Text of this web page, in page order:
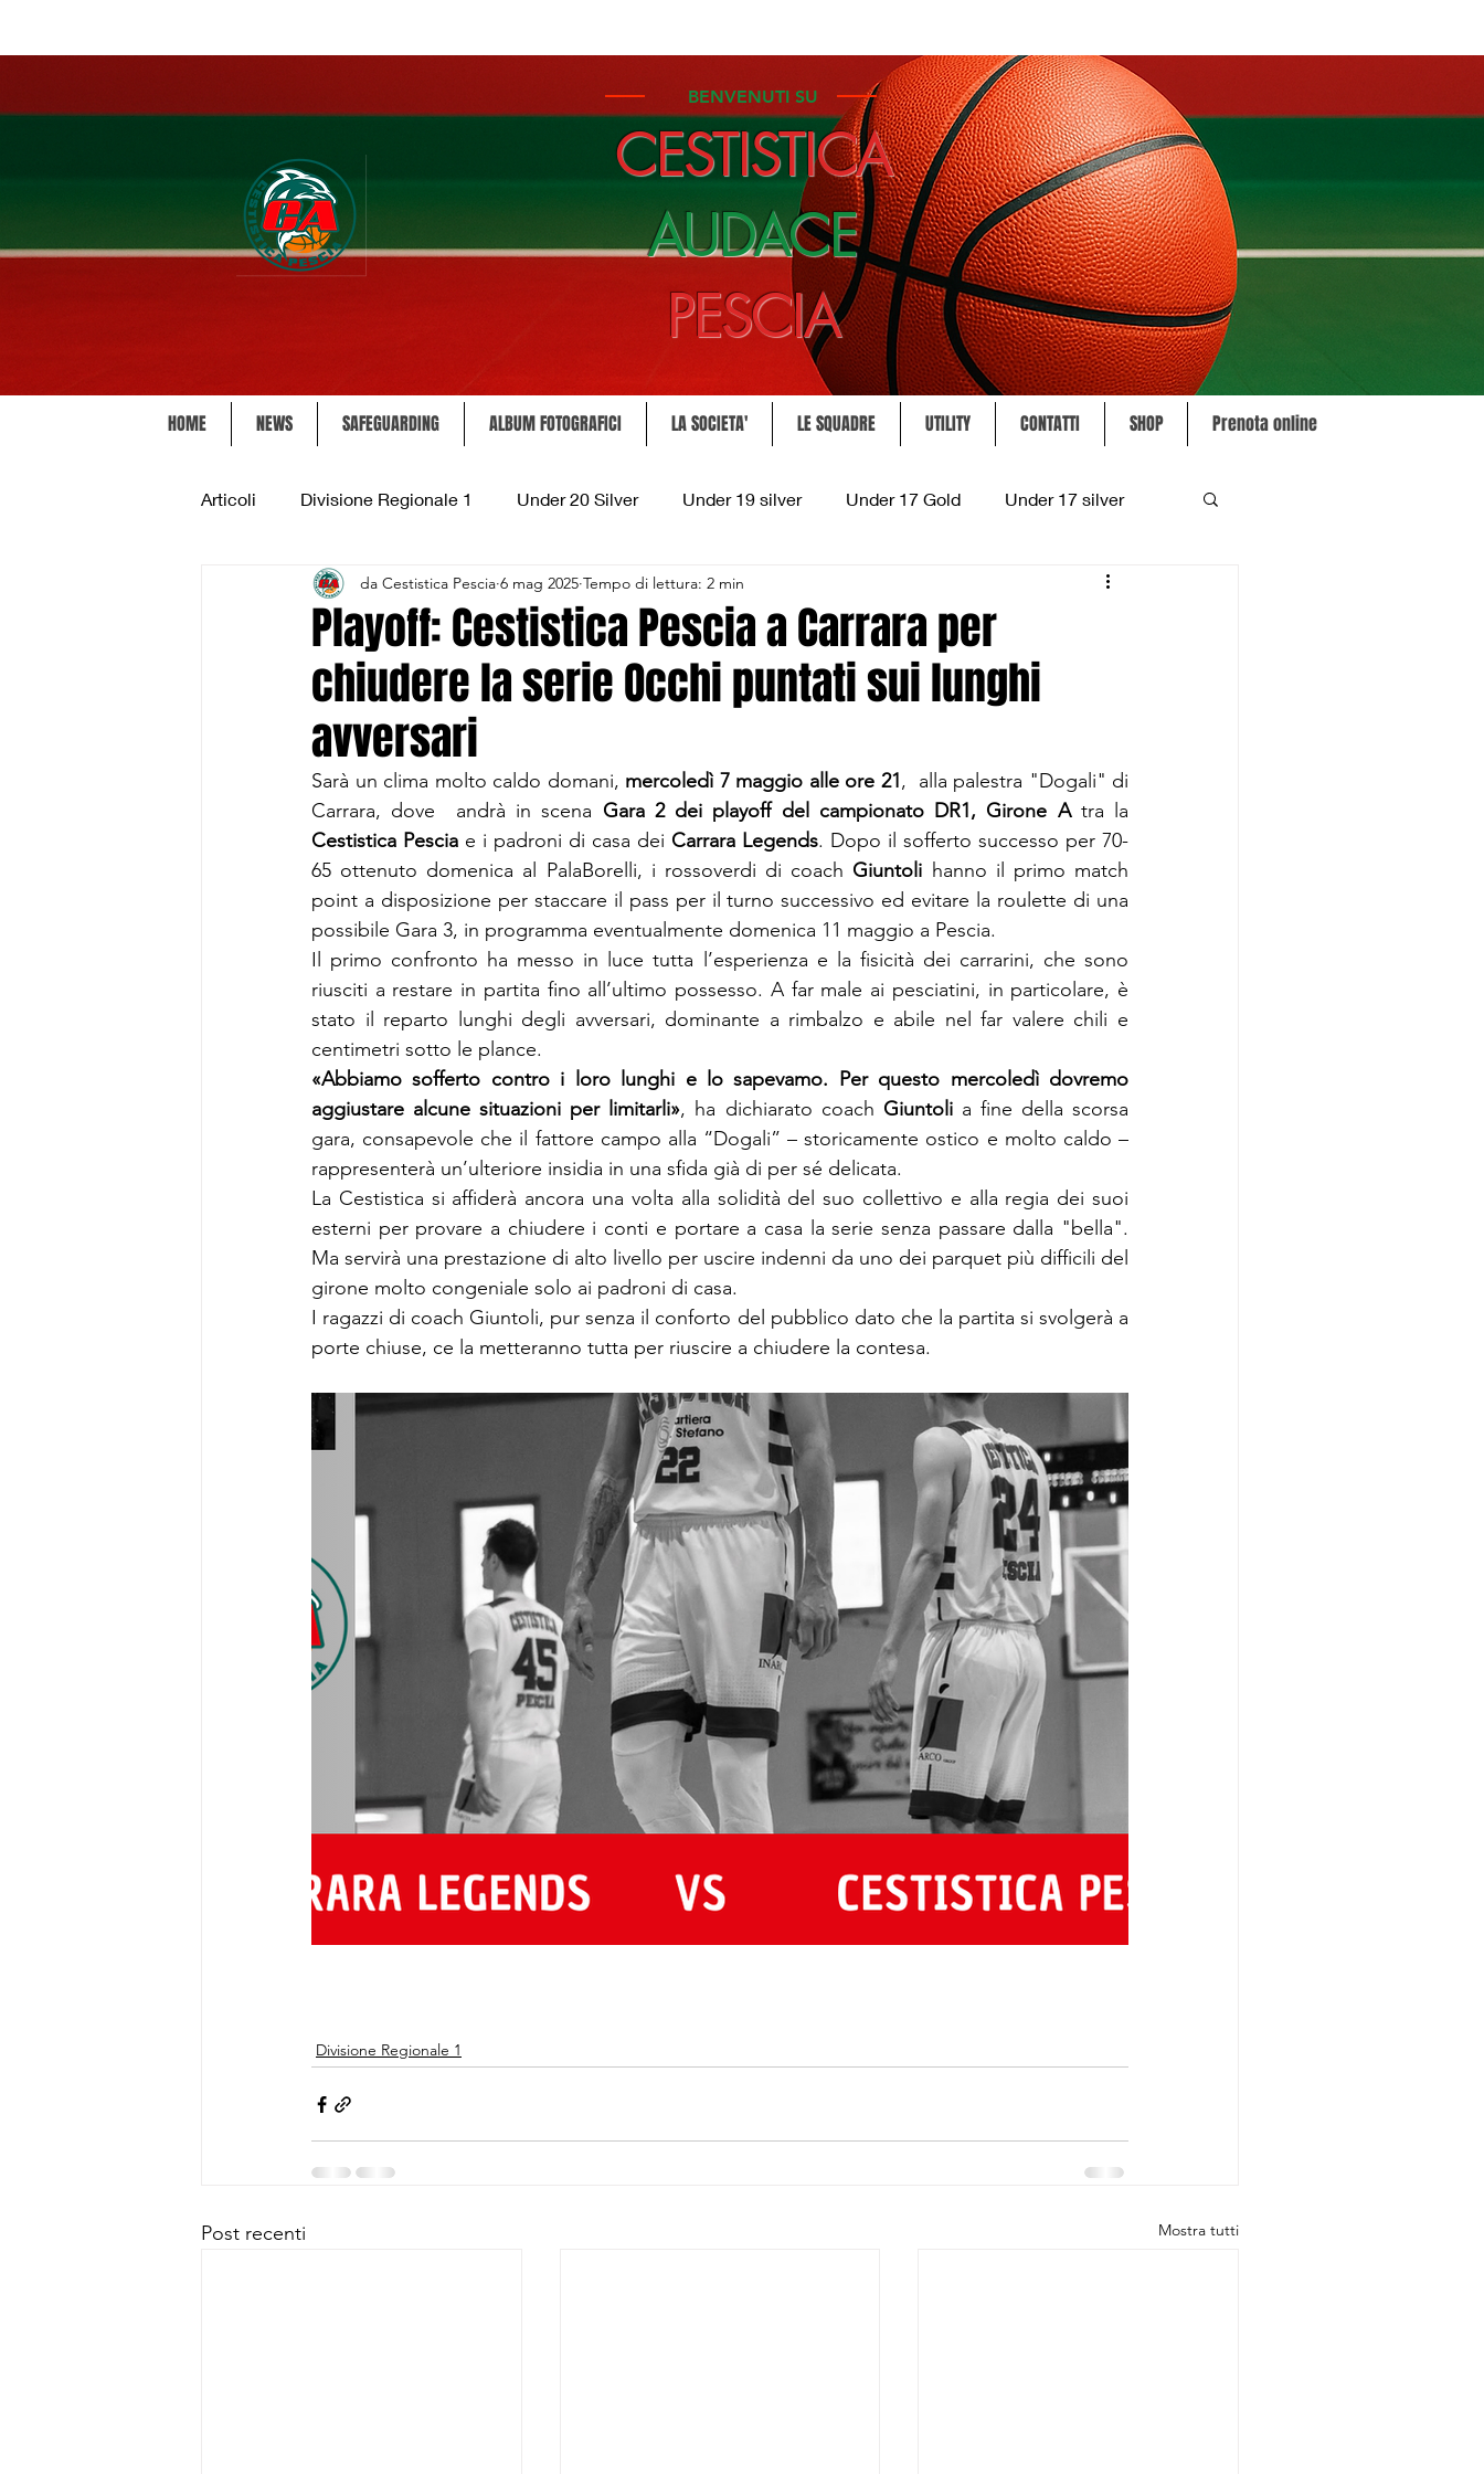
BENVENUTI SU
CESTISTICA
AUDACE
PESCIA
HOME NEWS SAFEGUARDING ALBUM FOTOGRAFICI LA SOCIETA' LE SQUADRE UTILITY CONTATTI SHOP Prenota online
Articoli Divisione Regionale 1 Under 20 Silver Under 19 silver Under 17 Gold Under 17 silver
Under 15 Silver Under 14 Silver Under 13 Silver Esordienti
CSI Juniores CSI Under 13 Divisione Regionale 3 CSI Allievi
Playoff: Cestistica Pescia a Carrara per
chiudere la serie Occhi puntati sui lunghi
avversari
da Cestistica Pescia 6 mag 2025 Tempo di lettura: 2 min
Sarà un clima molto caldo domani, mercoledì 7 maggio alle ore 21,  alla palestra "Dogali" di
Carrara, dove  andrà in scena Gara 2 dei playoff del campionato DR1, Girone A
Cestistica Pescia e i padroni di casa dei Carrara Legends. Dopo il sofferto successo per 70-
65 ottenuto domenica al PalaBorelli, i rossoverdi di coach Giuntoli hanno il primo match
point a disposizione per staccare il pass per il turno successivo ed evitare la roulette di una
possibile Gara 3, in programma eventualmente domenica 11 maggio a Pescia.
Il primo confronto ha messo in luce tutta l’esperienza e la fisicità dei carrarini, che sono
riusciti a restare in partita fino all’ultimo possesso. A far male ai pesciatini, in particolare, è
stato il reparto lunghi degli avversari, dominante a rimbalzo e abile nel far valere chili e
centimetri sotto le plance.
«Abbiamo sofferto contro i loro lunghi e lo sapevamo. Per questo mercoledì dovremo
aggiustare alcune situazioni per limitarli», ha dichiarato coach Giuntoli a fine della scorsa
gara, consapevole che il fattore campo alla “Dogali” – storicamente ostico e molto caldo –
rappresenterà un’ulteriore insidia in una sfida già di per sé delicata.
La Cestistica si affiderà ancora una volta alla solidità del suo collettivo e alla regia dei suoi
esterni per provare a chiudere i conti e portare a casa la serie senza passare dalla "bella".
Ma servirà una prestazione di alto livello per uscire indenni da uno dei parquet più difficili del
girone molto congeniale solo ai padroni di casa.
I ragazzi di coach Giuntoli, pur senza il conforto del pubblico dato che la partita si svolgerà a
porte chiuse, ce la metteranno tutta per riuscire a chiudere la contesa.
Divisione Regionale 1
Post recenti Mostra tutti